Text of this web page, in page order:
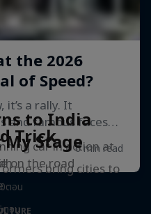
to India
car in action at
Trick
on the road
ตอน
Stage
bring cities to
ตอน